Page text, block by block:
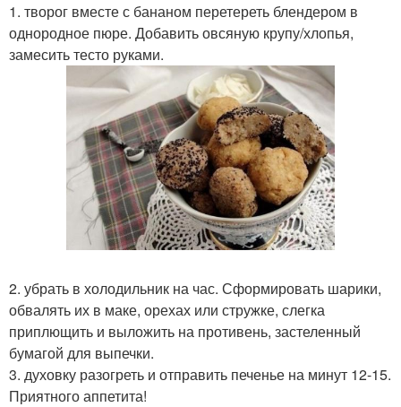
1. творог вместе с бананом перетереть блендером в
однородное пюре. Добавить овсяную крупу/хлопья,
замесить тесто руками.
2. убрать в холодильник на час. Сформировать шарики,
обвалять их в маке, орехах или стружке, слегка
приплющить и выложить на противень, застеленный
бумагой для выпечки.
3. духовку разогреть и отправить печенье на минут 12-15.
Приятного аппетита!